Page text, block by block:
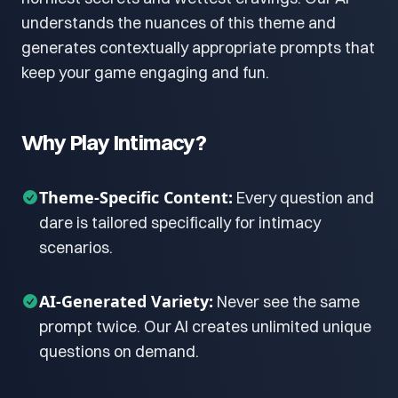
understands the nuances of this theme and
generates contextually appropriate prompts that
keep your game engaging and fun.
Why Play Intimacy?
Theme-Specific Content: Every question and
dare is tailored specifically for intimacy
scenarios.
AI-Generated Variety: Never see the same
prompt twice. Our AI creates unlimited unique
questions on demand.